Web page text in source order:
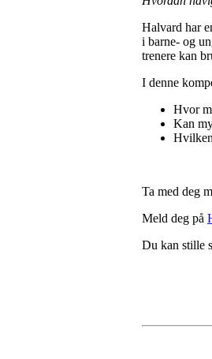
Halvard har
i barne- og
trenere kan
I denne
Hvor
Kan
Ta med deg
Meld deg på
Du kan stille